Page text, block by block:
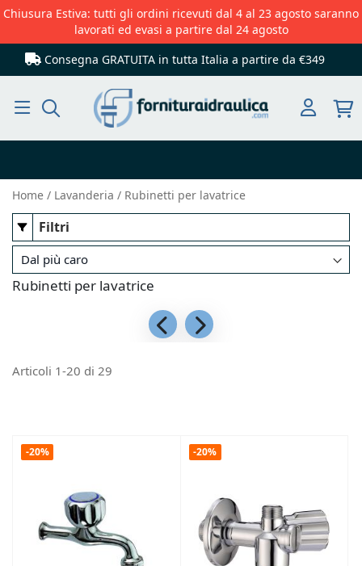
Chiusura Estiva: tutti gli ordini ricevuti dal 4 al 23 agosto saranno
lavorati ed evasi a partire dal 24 agosto
Consegna GRATUITA in tutta Italia a partire da €349
Home Lavanderia Rubinetti per lavatrice
Rubinetti per lavatrice
Articoli 1-20 di 29
-20% -20%
Filtri